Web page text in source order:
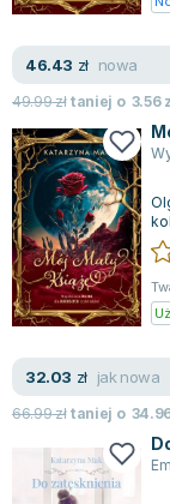
Agata Passent
Michel Moran
Jo Nesbo
Katarzyna Miller
Antoine de
Lew Tołstoj
Mark Twain
Marcin Meller
ks. Piotr
Jarosław
Michael Scott
Piotr Semka
46.43 zł nowa
49.99złtaniej o 3.56
32.03 zł jak nowa
66.99złtaniej o